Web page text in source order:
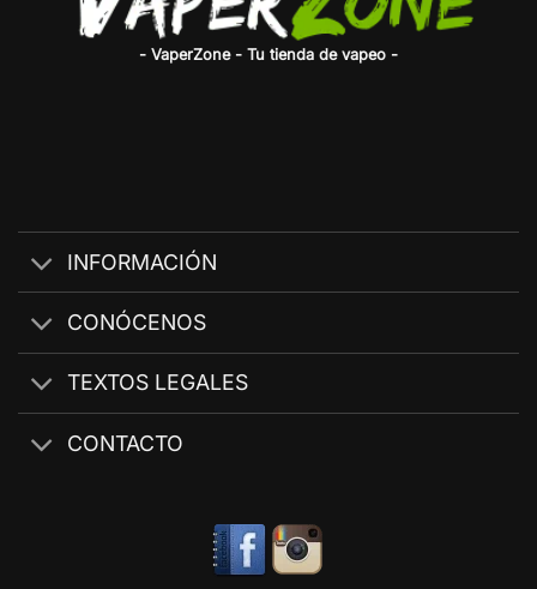
- VaperZone - Tu tienda de vapeo -
INFORMACIÓN
CONÓCENOS
TEXTOS LEGALES
CONTACTO